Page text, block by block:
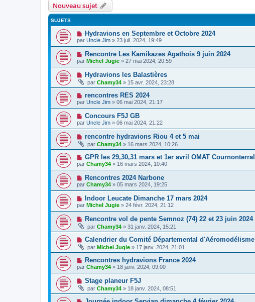
Nouveau sujet
SUJETS
Hydravions en Septembre et Octobre 2024
par Uncle Jim » 23 juil. 2024, 19:49
Rencontre Les Kamikazes Agathois 9 juin 2024
par Michel Jugie » 27 mai 2024, 20:59
Hydravions les Balastières
par Chamy34 » 15 avr. 2024, 23:28
rencontres RES 2024
par Uncle Jim » 06 mai 2024, 21:17
Concours F5J GB
par Uncle Jim » 06 mai 2024, 21:22
rencontre hydravions Riou 4 et 5 mai
par Chamy34 » 16 mars 2024, 10:26
GPR les 29,30,31 mars et 1er avril OMAT Cournonterral
par Chamy34 » 16 mars 2024, 10:40
Rencontres 2024 Narbone
par Chamy34 » 05 mars 2024, 19:25
Indoor Leucate Dimanche 17 mars 2024
par Michel Jugie » 24 févr. 2024, 21:12
Rencontre vol de pente Semnoz (74) 22 et 23 juin 2024
par Chamy34 » 31 janv. 2024, 15:21
Calendrier du Comité Départemental d'Aéromodélisme
par Michel Jugie » 17 janv. 2024, 21:01
Rencontres hydravions France 2024
par Chamy34 » 18 janv. 2024, 09:00
Stage planeur F5J
par Chamy34 » 18 janv. 2024, 08:51